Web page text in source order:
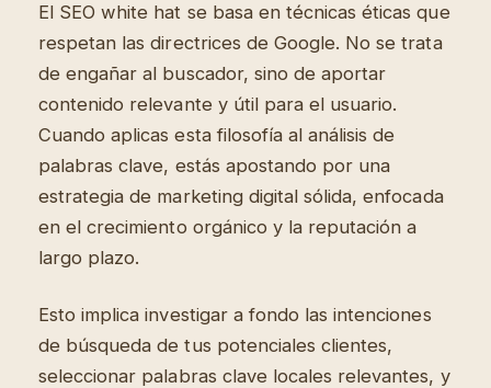
El SEO white hat se basa en técnicas éticas que
respetan las directrices de Google. No se trata
de engañar al buscador, sino de aportar
contenido relevante y útil para el usuario.
Cuando aplicas esta filosofía al análisis de
palabras clave, estás apostando por una
estrategia de marketing digital sólida, enfocada
en el crecimiento orgánico y la reputación a
largo plazo.
Esto implica investigar a fondo las intenciones
de búsqueda de tus potenciales clientes,
seleccionar palabras clave locales relevantes, y